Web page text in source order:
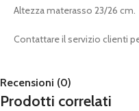
Altezza materasso 23/26 cm.
Contattare il servizio clienti
Recensioni (0)
Prodotti correlati